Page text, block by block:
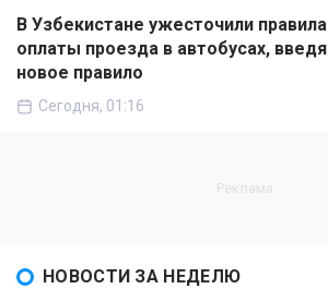
В Узбекистане ужесточили правила
оплаты проезда в автобусах, введя
новое правило
Сегодня, 01:16
НОВОСТИ ЗА НЕДЕЛЮ